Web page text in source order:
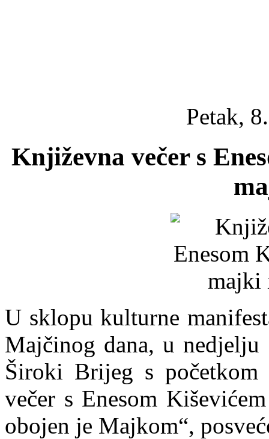
Petak,
Književna večer s
U sklopu kulturne
Majčinog dana, u
Široki Brijeg s
večer s Enesom
obojen je Majkom“,